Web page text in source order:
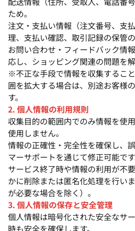
ため。
注文・支払い情報（注文番号、支
理、支払い確認、取引記録の保管の
お問い合わせ・フィードバック情
応し、ショッピング関連の問題を
※不正な手段で情報を収集するこ
囲を拡大する場合は、別途お客様
す。
2. 個人情報の利用規則
収集目的の範囲内でのみ情報を使
使用しません。
情報の正確性・完全性を確保し、
マーサポートを通じて修正可能です
サービス終了時や情報の利用が不
かに削除または匿名化処理を行い
が必要な場合を除く）。
3. 個人情報の保存と安全管理
個人情報は暗号化された安全なサ
時も安全を確保します。